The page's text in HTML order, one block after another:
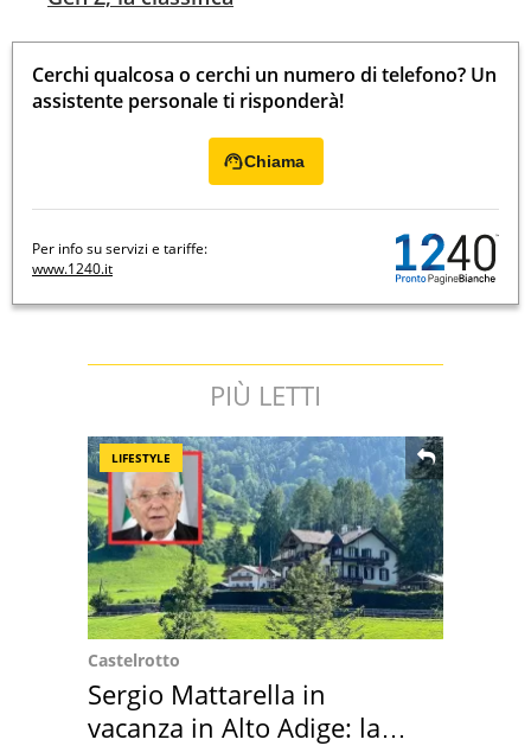
Cerchi qualcosa o cerchi un numero di telefono? Un
assistente personale ti risponderà!
Chiama
Per info su servizi e tariffe:
www.1240.it
PIÙ LETTI
LIFESTYLE
Castelrotto
Sergio Mattarella in
vacanza in Alto Adige: la